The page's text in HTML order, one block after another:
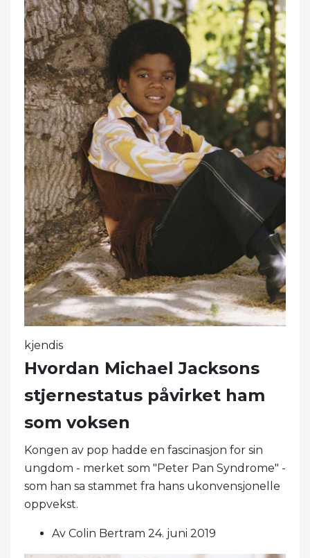
kjendis
Hvordan Michael Jacksons
stjernestatus påvirket ham
som voksen
Kongen av pop hadde en fascinasjon for sin
ungdom - merket som "Peter Pan Syndrome" -
som han sa stammet fra hans ukonvensjonelle
oppvekst.
Av Colin Bertram 24. juni 2019